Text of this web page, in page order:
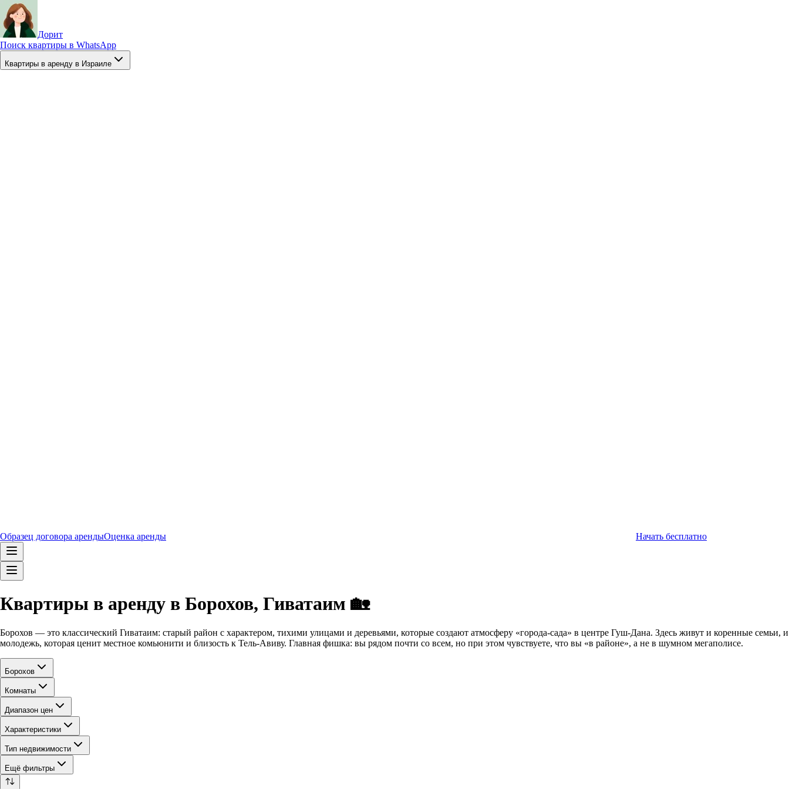
Дорит
Поиск квартиры в WhatsApp
Квартиры в аренду в Израиле
Образец договора арендыОценка аренды Начать бесплатно
Квартиры в аренду в Борохов, Гиватаим 🏡
Борохов — это классический Гиватаим: старый район с характером, тихими улицами и деревьями, которые создают атмосферу «города-сада» в центре Гуш-Дана. Здесь живут и коренные семьи, и
молодежь, которая ценит местное комьюнити и близость к Тель-Авиву. Главная фишка: вы рядом почти со всем, но при этом чувствуете, что вы «в районе», а не в шумном мегаполисе.
Борохов
Комнаты
Диапазон цен
Характеристики
Тип недвижимости
Ещё фильтры